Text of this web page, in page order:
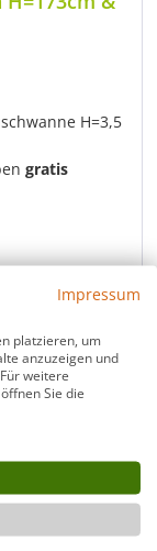
H=3,5
gratis
Preis:
€
Impressum
platzieren, um
anzuzeigen und
weitere
Sie die